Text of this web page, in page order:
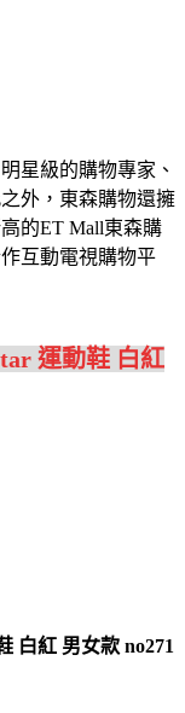
星級的購物專家、
外，東森購物還擁
的ET Mall東森購
互動電視購物平
運動鞋 白紅
白紅 男女款 no271